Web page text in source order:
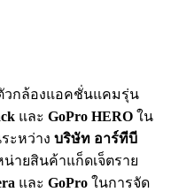
วกล้องแอคชั่นแคมรุ่น
และ GoPro HERO ใน
ะหว่าง บริษัท อาร์ทีบี
ายสินค้าแก็ดเจ็ตราย
และ GoPro ในการจัด